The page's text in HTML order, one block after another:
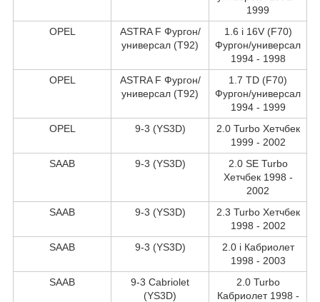
1999
OPEL
ASTRA F Фургон/
универсал (T92)
1.6 i 16V (F70)
Фургон/универсал
1994 - 1998
OPEL
ASTRA F Фургон/
универсал (T92)
1.7 TD (F70)
Фургон/универсал
1994 - 1999
OPEL
9-3 (YS3D)
2.0 Turbo Хетчбек
1999 - 2002
SAAB
9-3 (YS3D)
2.0 SE Turbo
Хетчбек 1998 -
2002
SAAB
9-3 (YS3D)
2.3 Turbo Хетчбек
1998 - 2002
SAAB
9-3 (YS3D)
2.0 i Кабриолет
1998 - 2003
SAAB
9-3 Cabriolet
(YS3D)
2.0 Turbo
Кабриолет 1998 -